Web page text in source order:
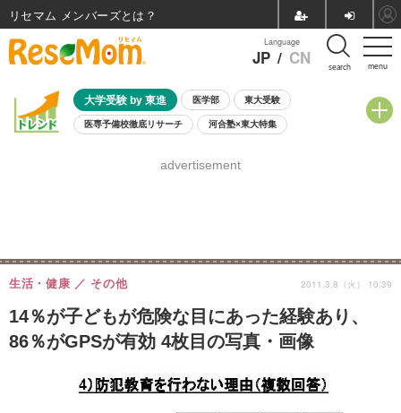
menu
Language
JP / CN search
大学受験 by 東進 医学部 東大受験
医専予備校徹底リサーチ 河合塾×東大特集
8月開催学校説明会・相談会
advertisement
14％が子どもが危険な目にあった経験あり、
86％がGPSが有効 4枚目の写真・画像
生活・健康 その他 2011.3.8（火） 10:39
リセマム メンバーズ